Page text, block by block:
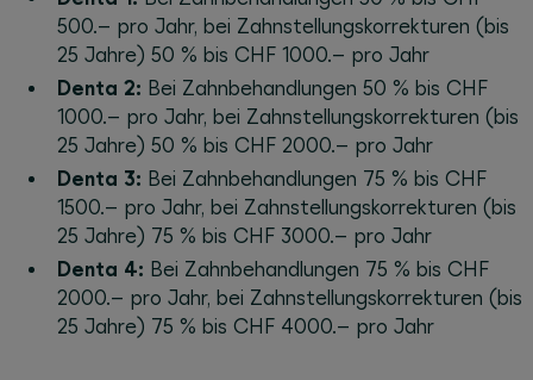
500.– pro Jahr, bei Zahnstellungskorrekturen (bis
25 Jahre) 50 % bis CHF 1000.– pro Jahr
Denta 2: Bei Zahnbehandlungen 50 % bis CHF
1000.– pro Jahr, bei Zahnstellungskorrekturen (bis
25 Jahre) 50 % bis CHF 2000.– pro Jahr
Denta 3: Bei Zahnbehandlungen 75 % bis CHF
1500.– pro Jahr, bei Zahnstellungskorrekturen (bis
25 Jahre) 75 % bis CHF 3000.– pro Jahr
Denta 4: Bei Zahnbehandlungen 75 % bis CHF
2000.– pro Jahr, bei Zahnstellungskorrekturen (bis
25 Jahre) 75 % bis CHF 4000.– pro Jahr